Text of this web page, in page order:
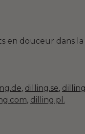
en douceur dans
, dilling.se,
, dilling.pl.